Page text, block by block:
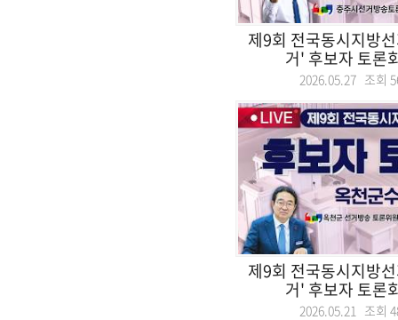
제9회 전국동시지방
거' 후보자 토론
2026.05.27 조회
제9회 전국동시지방
거' 후보자 토론
2026.05.21 조회